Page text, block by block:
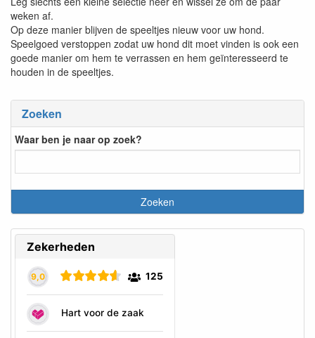
Zoeken
Waar ben je naar op zoek?
weken af.
Op deze manier blijven de speeltjes nieuw voor uw hond.
Speelgoed verstoppen zodat uw hond dit moet vinden is ook een
goede manier om hem te verrassen en hem geïnteresseerd te
houden in de speeltjes.